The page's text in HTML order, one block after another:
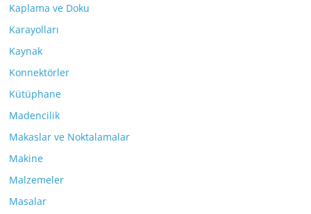
Kaplama ve Doku
Karayolları
Kaynak
Konnektörler
Kütüphane
Madencilik
Makaslar ve Noktalamalar
Makine
Malzemeler
Masalar